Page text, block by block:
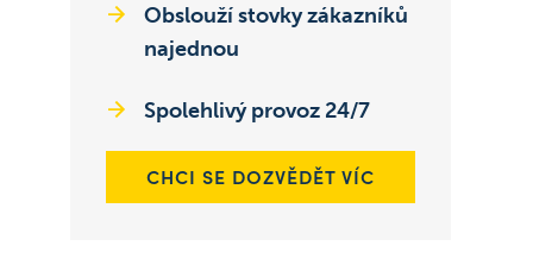
Obslouží stovky zákazníků
najednou
Spolehlivý provoz 24/7
CHCI SE DOZVĚDĚT VÍC